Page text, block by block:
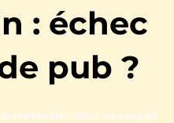
: échec
pub ?
memecoin : échec ou coup de